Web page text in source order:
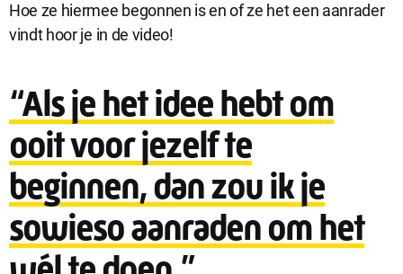
Hoe ze hiermee begonnen is en of ze het een aanrader
vindt hoor je in de video!
“Als je het idee hebt om
ooit voor jezelf te
beginnen, dan zou ik je
sowieso aanraden om het